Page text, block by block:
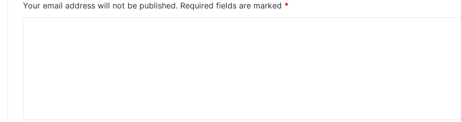
Your email address will not be published. Required fields are marked *